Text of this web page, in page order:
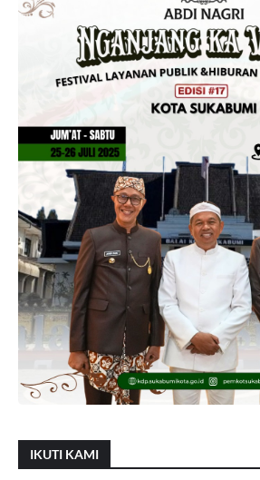
IKUTI KAMI